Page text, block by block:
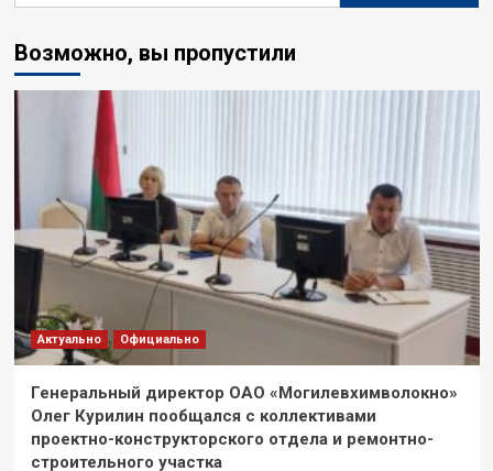
Возможно, вы пропустили
Актуально Официально
Генеральный директор ОАО «Могилевхимволокно»
Олег Курилин пообщался с коллективами
проектно-конструкторского отдела и ремонтно-
строительного участка